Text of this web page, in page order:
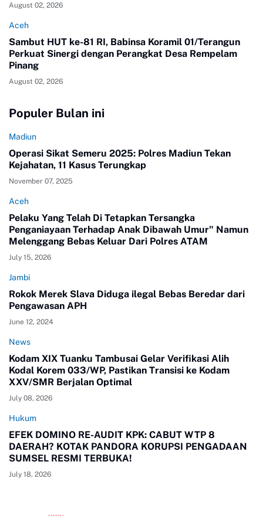
August 02, 2026
Aceh
Sambut HUT ke-81 RI, Babinsa Koramil 01/Terangun
Perkuat Sinergi dengan Perangkat Desa Rempelam
Pinang
August 02, 2026
Populer Bulan ini
Madiun
Operasi Sikat Semeru 2025: Polres Madiun Tekan
Kejahatan, 11 Kasus Terungkap
November 07, 2025
Aceh
Pelaku Yang Telah Di Tetapkan Tersangka
Penganiayaan Terhadap Anak Dibawah Umur" Namun
Melenggang Bebas Keluar Dari Polres ATAM
July 15, 2026
Jambi
Rokok Merek Slava Diduga ilegal Bebas Beredar dari
Pengawasan APH
June 12, 2024
News
Kodam XIX Tuanku Tambusai Gelar Verifikasi Alih
Kodal Korem 033/WP, Pastikan Transisi ke Kodam
XXV/SMR Berjalan Optimal
July 08, 2026
Hukum
EFEK DOMINO RE-AUDIT KPK: CABUT WTP 8
DAERAH? KOTAK PANDORA KORUPSI PENGADAAN
SUMSEL RESMI TERBUKA!
July 18, 2026